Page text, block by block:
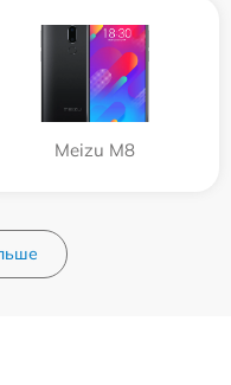
Meizu M8